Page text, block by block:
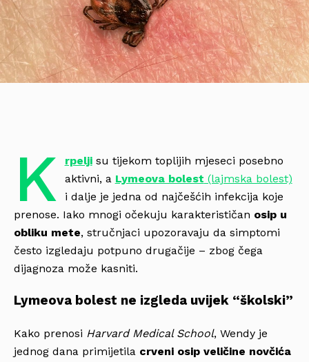
K rpeljisu tijekom toplijih mjeseci posebno
aktivni, a Lymeova bolest (lajmska bolest)
i dalje je jedna od najčešćih infekcija koje
prenose. Iako mnogi očekuju karakterističan osip u
obliku mete, stručnjaci upozoravaju da simptomi
često izgledaju potpuno drugačije – zbog čega
dijagnoza može kasniti.
Lymeova bolest ne izgleda uvijek “školski”
Kako prenosi Harvard Medical School, Wendy je
jednog dana primijetila crveni osip veličine novčića